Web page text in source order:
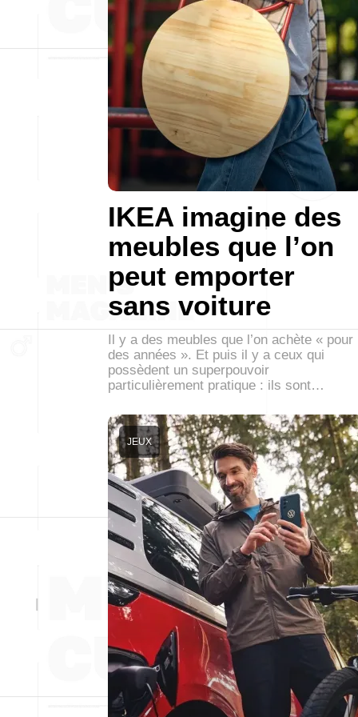
IKEA imagine des
meubles que l’on
peut emporter
sans voiture
Il y a des meubles que l’on achète « pour
des années ». Et puis il y a ceux qui
possèdent un superpouvoir
particulièrement pratique : ils sont…
JEUX